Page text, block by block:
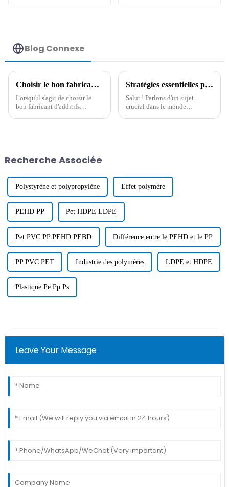
Blog Connexe
Choisir le bon fabricant : 7 critères pour le meilleur additif hydrophobe
Lorsqu'il s'agit de choisir le
bon fabricant d'additifs
Stratégies essentielles pour l'utilisation d'additifs antistatiques dans les processus de fabrication modernes
Salut ! Parlons d'un sujet
crucial dans le monde
Recherche Associée
Polystyrène et polypropylène Effet polymère
PEHD PP Pet HDPE LDPE
Pet PVC PP PEHD PEBD Différence entre le PEHD et le PP
PP PVC PET Industrie des polymères LDPE et HDPE
Plastique Pe Pp Ps
Leave Your Message